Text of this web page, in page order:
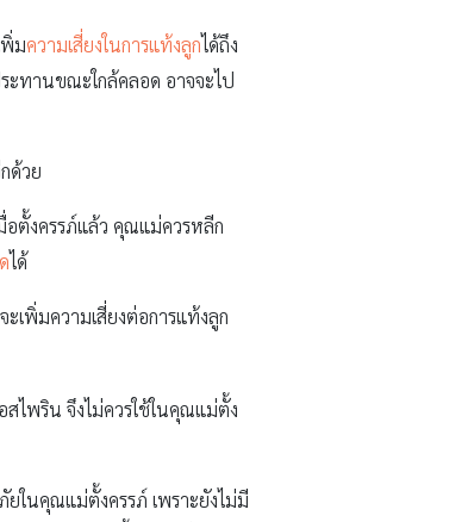
มความเสี่ยงในการแท้งลูกได้ถึง
ะทานขณะใกล้คลอด อาจจะไป
ด้วย
อตั้งครรภ์แล้ว คุณแม่ควรหลีก
ได้
เพิ่มความเสี่ยงต่อการแท้งลูก
สไพริน จึงไม่ควรใช้ในคุณแม่ตั้ง
ในคุณแม่ตั้งครรภ์ เพราะยังไม่มี